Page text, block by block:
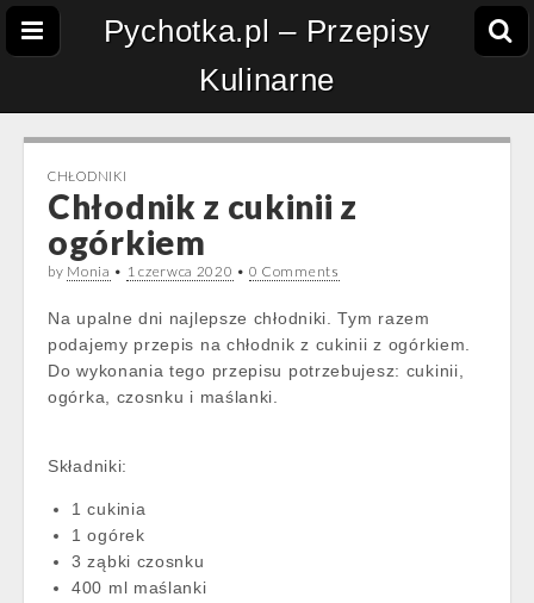
Pychotka.pl – Przepisy
Kulinarne
CHŁODNIKI
Chłodnik z cukinii z
ogórkiem
by Monia • 1 czerwca 2020 • 0 Comments
Na upalne dni najlepsze chłodniki. Tym razem
podajemy przepis na chłodnik z cukinii z ogórkiem.
Do wykonania tego przepisu potrzebujesz: cukinii,
ogórka, czosnku i maślanki.
Składniki:
1 cukinia
1 ogórek
3 ząbki czosnku
400 ml maślanki